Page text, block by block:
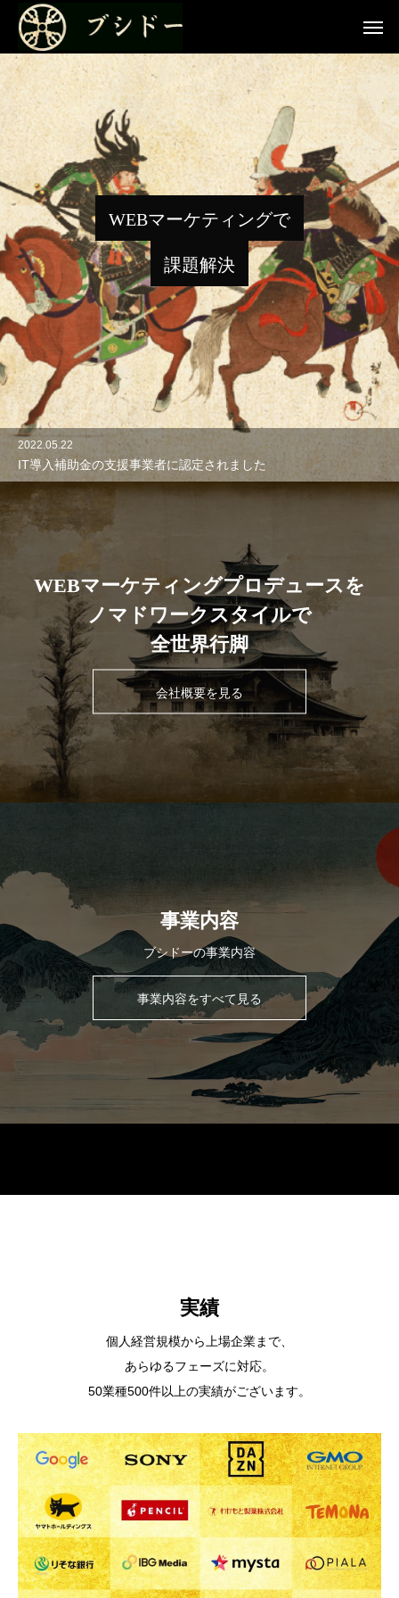
WEBマーケテ ィ ングで
課題解決
2022.05.22
IT導入補助金の支援事業者に認定されました
WEBマーケティングプロデュースを
ノマドワークスタイルで
全世界行脚
会社概要を見る
事業内容
ブシドーの事業内容
事業内容をすべて見る
実績
個人経営規模から上場企業まで、
あらゆるフェーズに対応。
50業種500件以上の実績がございます。